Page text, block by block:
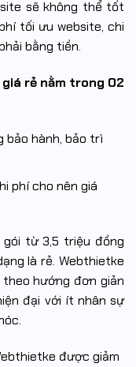
sẽ không thể tốt
tối ưu website, chi
bằng tiền.
rẻ nằm trong 02
bảo hành, bảo trì
phí cho nên giá
gói từ 3,5 triệu đồng
là rẻ. Webthietke
hướng đơn giản
đại với ít nhân sự
được giảm